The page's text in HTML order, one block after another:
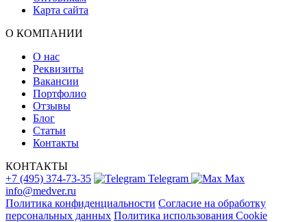
Карта сайта
О КОМПАНИИ
О нас
Реквизиты
Вакансии
Портфолио
Отзывы
Блог
Статьи
Контакты
КОНТАКТЫ
+7 (495) 374-73-35
Telegram
Max
info@medver.ru
Политика конфиденциальности Согласие на обработку
персональных данных Политика использования Cookie